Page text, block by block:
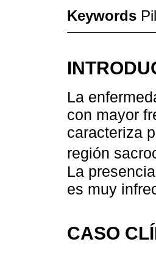
Keywords
La
con mayor
caracteriza
región
La
es muy
CASO